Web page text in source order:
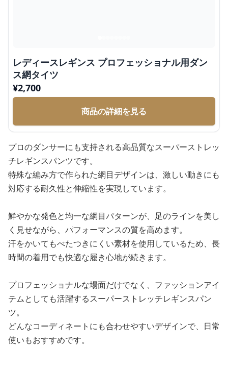
レディースレギンス プロフェッショナル用ダン
ス網タイツ
¥2,700
商品の詳細を見る
プロのダンサーにも支持される高品質なスーパーストレッ
チレギンスパンツです。
特殊な編み方で作られた網目デザインは、激しい動きにも
対応する耐久性と伸縮性を実現しています。
鮮やかな発色と均一な網目パターンが、足のラインを美し
く見せながら、パフォーマンスの質を高めます。
汗をかいてもべたつきにくい素材を使用しているため、長
時間の着用でも快適な履き心地が続きます。
プロフェッショナルな場面だけでなく、ファッションアイ
テムとしても活躍するスーパーストレッチレギンスパン
ツ。
どんなコーディネートにも合わせやすいデザインで、日常
使いもおすすめです。